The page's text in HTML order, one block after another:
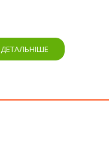
ДЕТАЛЬНІШЕ